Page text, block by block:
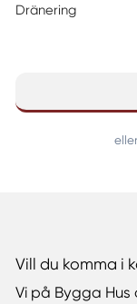
Dränering
Vill du komma i
Vi på Bygga Hus